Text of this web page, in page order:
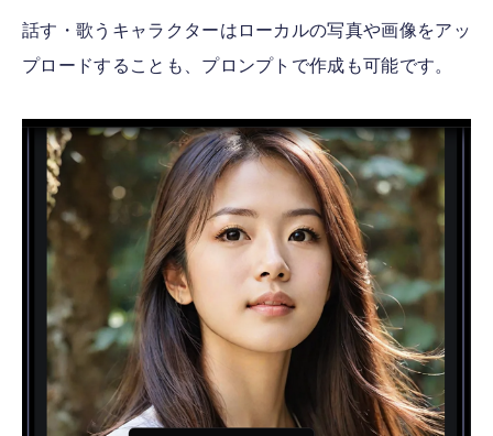
話す・歌うキャラクターはローカルの写真や画像をアッ
プロードすることも、プロンプトで作成も可能です。